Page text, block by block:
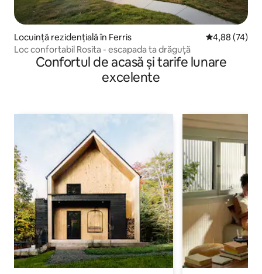
Locuință rezidențială în Ferris Scor mediu
4,88 (74)
Loc confortabil Rosita - escapada ta drăguță
Confortul de acasă și tarife lunare
excelente